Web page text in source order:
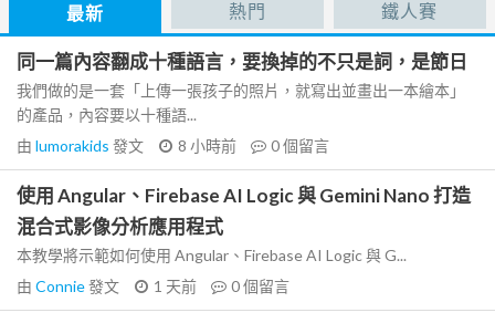
最新 熱門 鐵人賽
同一篇內容翻成十種語言，要換掉的不只是詞，是節日
我們做的是一套「上傳一張孩子的照片，就寫出並畫出一本繪本」
的產品，內容要以十種語...
由 lumorakids 發文 8 小時前 0個留言
使用 Angular、Firebase AI Logic 與 Gemini Nano 打造
混合式影像分析應用程式
本教學將示範如何使用 Angular、Firebase AI Logic 與 G...
由 Connie發文 1 天前 0個留言